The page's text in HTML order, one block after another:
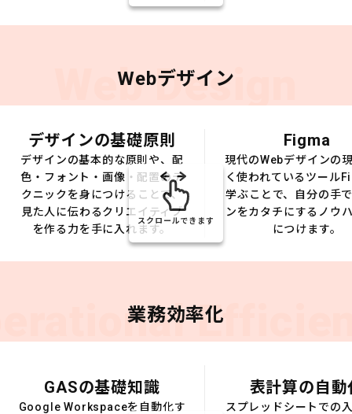
Web Design
Webデザイン
デザインの基礎原則
デザインの基本的な原則や、配
色・フォント・画像・配置のテ
クニックを身につけることで、
見た人に伝わるクリエイティブ
を作る力を手に入れます。
Figma
現代のWebデザインの
く使われているツール
学ぶことで、自分の手
ンをカタチにするノウ
につけます。
スクロールできます
業務効率化
GASの基礎知識
Google Workspaceを自動化す
表計算の自動
スプレッドシートでの